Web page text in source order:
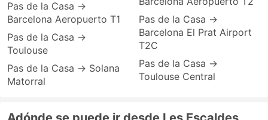
Pas de la Casa →
Barcelona Aeropuerto T1
Pas de la Casa →
Toulouse
Pas de la Casa → Solana
Matorral
Pas de la Casa →
Barcelona El Prat Airport
T2C
Pas de la Casa →
Toulouse Central